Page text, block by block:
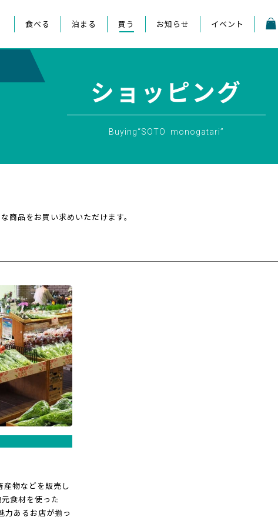
り
食べる 泊まる 買う お知らせ イベント
ショッピング
Buying“SOTO monogatari”
商品をお買い求めいただけます。
物などを販売し
食材を使った
力あるお店が揃っ